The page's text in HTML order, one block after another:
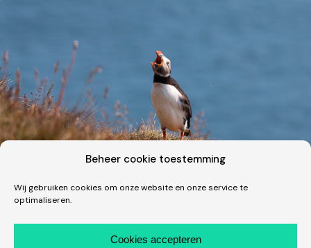
Beheer cookie toestemming
Wij gebruiken cookies om onze website en onze service te
optimaliseren.
Cookies accepteren
Een dik uur tussen de clowns in IJsland